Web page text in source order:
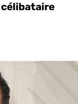
célibataire